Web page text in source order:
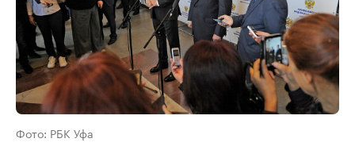
Фото: РБК Уфа